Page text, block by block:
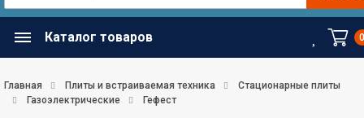
Каталог товаров
Главная Плиты и встраиваемая техника
Стационарные плиты
Газоэлектрические
Гефест